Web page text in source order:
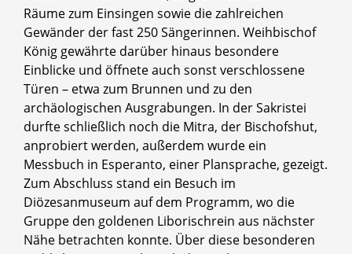
Räume zum Einsingen sowie die zahlreichen
Gewänder der fast 250 Sängerinnen. Weihbischof
König gewährte darüber hinaus besondere
Einblicke und öffnete auch sonst verschlossene
Türen – etwa zum Brunnen und zu den
archäologischen Ausgrabungen. In der Sakristei
durfte schließlich noch die Mitra, der Bischofshut,
anprobiert werden, außerdem wurde ein
Messbuch in Esperanto, einer Plansprache, gezeigt.
Zum Abschluss stand ein Besuch im
Diözesanmuseum auf dem Programm, wo die
Gruppe den goldenen Liborischrein aus nächster
Nähe betrachten konnte. Über diese besonderen